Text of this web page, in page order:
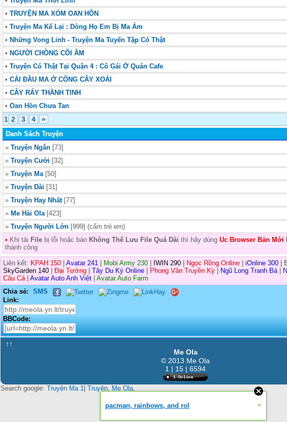
• TRUYỆN MA XÓM OAN HỒN
• Truyện Ma Kể Lại : Dòng Họ Em Bị Ma Ám
• Những Vong Linh - Truyện Ma Tuyển Tập Có Thật
• NGƯỜI CHỒNG CÕI ÂM
• Truyện Có Thật Tại Quận 4 : Cô Gái Ở Quán Cafe
• CÁI ĐẦU MA Ở CỐNG CÂY XOÀI
• CÂY RÁY THÀNH TINH
• Oan Hồn Chưa Tan
1 2 3 4 »
Danh Sách Truyện
» Truyện Ngắn [73]
» Truyện Cười [32]
» Truyện Ma[50]
» Truyện Dài [31]
» Truyện Hay Nhất[77]
» Me Hài Ola[423]
» Truyện Người Lớn [999] (cấm trẻ em)
• Khi tải File bị lỗi hoặc báo Không Thể Lưu File Quá Dài thì hãy dùng Uc Browser Bản Mới
thành công
Liên kết: KPAH 150 Avatar 241 Mobi Army 230 IWIN 290 Ngọc Rồng Online iOnline 300
SkyGarden 140
Đại Tướng Tây Du Ký Online Phong Vân Truyền Kỳ Ngũ Long Tranh Bá|
Câu Cá| Avatar Auto Anh Việt
Avatar Auto Farm
Chia sẻ:
SMS
Link:
BBCode:
↑↑
Me Ola
© 2013 Me Ola
1 | 15 | 6594
Search google: Truyện Ma 1| Truyện, Me Ola,
pacman, rainbows, and rol »